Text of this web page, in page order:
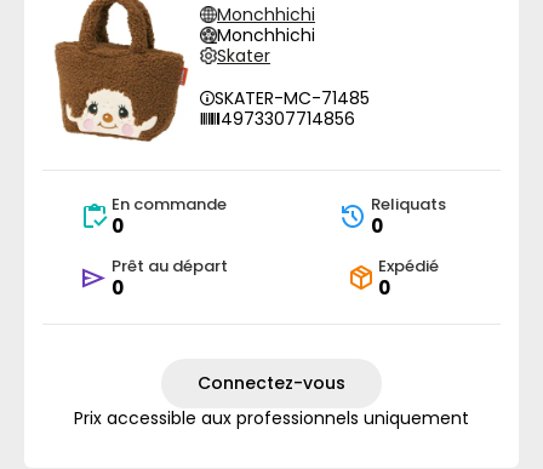
Monchhichi
Monchhichi
Skater
SKATER-MC-71485
4973307714856
En commande
0
Reliquats
0
Prêt au départ
0
Expédié
0
Connectez-vous
Prix accessible aux professionnels uniquement